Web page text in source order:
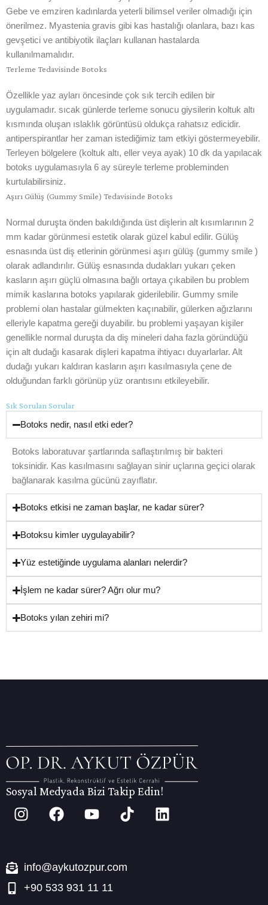
Gebe ve emziren kadınlarda yeterli bilimsel veriler olmadığı için
önerilmez. Myastenia gravis gibi kas hastalığı olanlara, bazı kas
gevşetici ve antibiyotik ilaçları kullanan hastalarda
kullanılmamalıdır.
Terleme Tedavisinde Botoks
Özellikle yaz ayları öncesinde çok sık tercih edilen bir
uygulamadır. sıcak günlerde terleme sonucu giysilerin koltuk altı
kısmında oluşan ıslaklık görüntüsü oldukça rahatsız edicidir.
antiperspirantlar her zaman istediğimiz tam etkiyi göstermeyebilir.
Terleyen bölgelere (koltuk altı, eller veya ayak) 10 dk da yapılacak
botoks uygulamasıyla 6 ay süreyle terleme probleminden
kurtulabilirsiniz.
Aşırı Gülüş (Gummy Smile) Tedavisinde Botoks
Normal duruşta önden bakıldığında üst dişlerin alt kısımlarının 2
mm kadar görünmesi estetik olarak güzel kabul edilir. Gülüş
esnasında üst diş etlerinin görünmesi aşırı gülüş (gummy smile )
olarak adlandırılır. Gülüş esnasında dudakları yukarı çeken
kasların aşırı güçlü olmasına bağlı ortaya çıkabilen bu problem
mimik kaslarına botoks yapılarak giderilebilir. Gummy smile
problemi olan hastalar gülmekten kaçınabilir, gülerken ağızlarını
elleriyle kapatma gereği duyabilir. bu problemi yaşayan kişiler
genellikle normal duruşta da diş mineleri daha fazla göründüğü
için alt dudağı kasarak dişleri kapatma ihtiyacı duyarlarlar. Alt
dudağı yukarı kaldıran kasların aşırı kasılmasıyla çene de
olduğundan farklı görünüp yüz orantısını etkileyebilir.
Sık Sorulan Sorular
Botoks nedir, nasıl etki eder?
Botoks laboratuvar şartlarında saflaştırılmış bir bakteri
toksinidir. Kas kasılmasını sağlayan sinir uçlarına geçici olarak
bağlanarak kasılma gücünü zayıflatır.
Botoks etkisi ne zaman başlar, ne kadar sürer?
Botoksu kimler uygulayabilir?
Yüz estetiğinde uygulama alanları nelerdir?
İşlem ne kadar sürer? Ağrı olur mu?
Botoks yılan zehiri mi?
Sosyal Medyada Bizi Takip Edin!
I
n
a
g
F
a
b
o
o
Y
o
u
b
e
T
i
o
L
i
info@aykutozpur.com
+90 533 931 11 11